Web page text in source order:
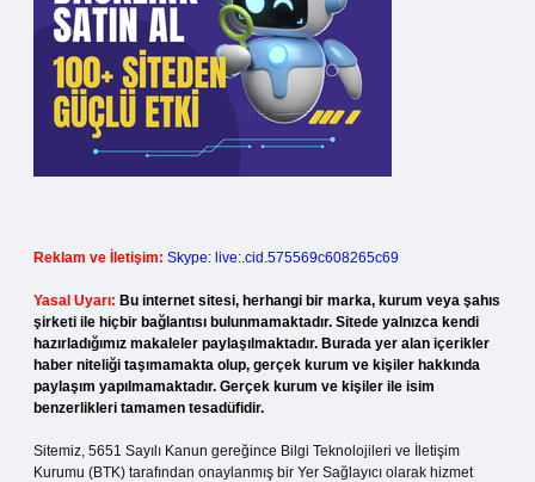
Reklam ve İletişim: Skype: live:.cid.575569c608265c69
Yasal Uyarı: Bu internet sitesi, herhangi bir marka, kurum veya şahıs
şirketi ile hiçbir bağlantısı bulunmamaktadır. Sitede yalnızca kendi
hazırladığımız makaleler paylaşılmaktadır. Burada yer alan içerikler
haber niteliği taşımamakta olup, gerçek kurum ve kişiler hakkında
paylaşım yapılmamaktadır. Gerçek kurum ve kişiler ile isim
benzerlikleri tamamen tesadüfidir.
Sitemiz, 5651 Sayılı Kanun gereğince Bilgi Teknolojileri ve İletişim
Kurumu (BTK) tarafından onaylanmış bir Yer Sağlayıcı olarak hizmet